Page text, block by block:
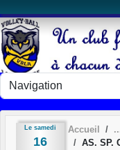
Le samedi
16
Accueil
AS. SP.